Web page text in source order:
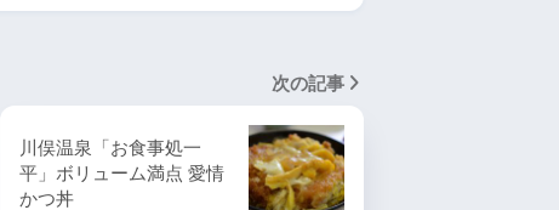
次の記事
川俣温泉「お食事処一
平」ボリューム満点 愛情
かつ丼